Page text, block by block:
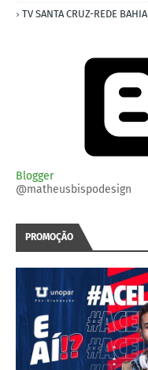
TV SANTA CRUZ-REDE BAHIA
Blogger
@matheusbispodesign
PROMOÇÃO